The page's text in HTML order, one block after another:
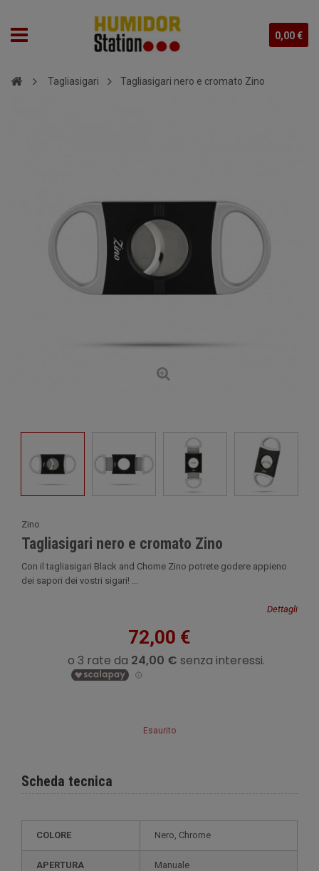
0,00 €
Tagliasigari Tagliasigari nero e cromato Zino
Zino
Tagliasigari nero e cromato Zino
Con il tagliasigari Black and Chome Zino potrete godere appieno
dei sapori dei vostri sigari! ...
Dettagli
72,00 €
Esaurito
Scheda tecnica
COLORE Nero, Chrome
APERTURA Manuale